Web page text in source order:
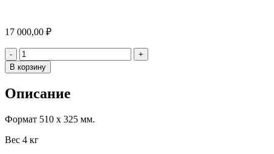
17 000,00 ₽
- Количество
+
В корзину
Описание
Формат 510 х 325 мм.
Вес 4 кг